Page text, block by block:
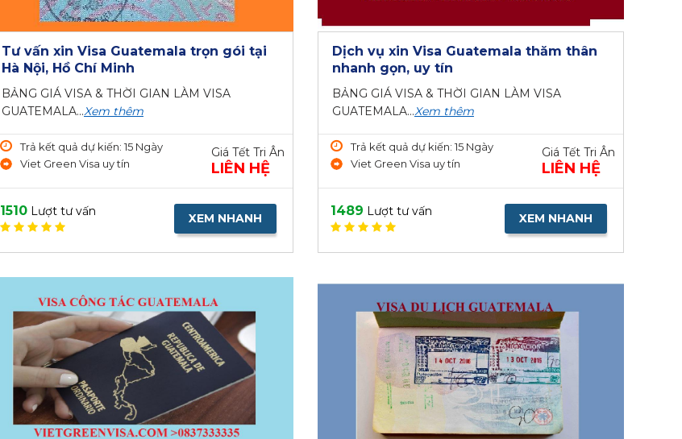
Tư vấn xin Visa Guatemala trọn gói tại
Hà Nội, Hồ Chí Minh
BẢNG GIÁ VISA & THỜI GIAN LÀM VISA
GUATEMALA...Xem thêm
Trả kết quả dự kiến: 15 Ngày
Viet Green Visa uy tín
Giá Tết Tri Ân
LIÊN HỆ
1510Lượt tư vấn XEM NHANH
Dịch vụ xin Visa Guatemala thăm thân
nhanh gọn, uy tín
BẢNG GIÁ VISA & THỜI GIAN LÀM VISA
GUATEMALA...Xem thêm
Trả kết quả dự kiến: 15 Ngày
Viet Green Visa uy tín
Giá Tết Tri Ân
LIÊN HỆ
1489 Lượt tư vấn XEM NHANH